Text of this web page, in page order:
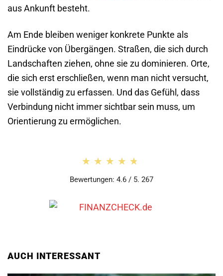
aus Ankunft besteht.
Am Ende bleiben weniger konkrete Punkte als
Eindrücke von Übergängen. Straßen, die sich durch
Landschaften ziehen, ohne sie zu dominieren. Orte,
die sich erst erschließen, wenn man nicht versucht,
sie vollständig zu erfassen. Und das Gefühl, dass
Verbindung nicht immer sichtbar sein muss, um
Orientierung zu ermöglichen.
★★★★★
★★★★★
Bewertungen: 4.6 / 5. 267
AUCH INTERESSANT